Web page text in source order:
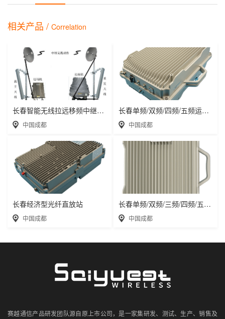
相关产品 / Correlation
长春智能无线拉远移频中继直放站近端机远端机
中国成都
长春单频/双频/四频/五频运营级数字光纤直放
中国成都
长春经济型光纤直放站
中国成都
长春单频/双频/三频/四频/五频电信级无线直
中国成都
赛越通信产品研发团队源自原上市公司，是一家集研发、测试、生产、销售及